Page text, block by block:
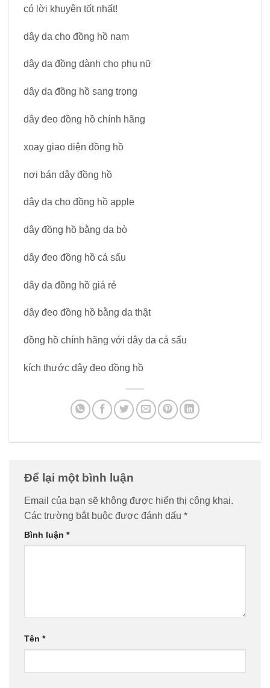
có lời khuyên tốt nhất!
dây da cho đồng hồ nam
dây da đồng dành cho phụ nữ
dây da đồng hồ sang trọng
dây đeo đồng hồ chính hãng
xoay giao diện đồng hồ
nơi bán dây đồng hồ
dây da cho đồng hồ apple
dây đồng hồ bằng da bò
dây đeo đồng hồ cá sấu
dây da đồng hồ giá rẻ
dây đeo đồng hồ bằng da thật
đồng hồ chính hãng với dây da cá sấu
kích thước dây đeo đồng hồ
Để lại một bình luận
Email của bạn sẽ không được hiển thị công khai.
Các trường bắt buộc được đánh dấu *
Bình luận *
Tên *